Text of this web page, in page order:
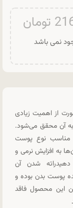
تومان
نمی باشد
از اهمیت زیادی
به آن محقق می‌شود.
مناسب نوع پوست
به افزایش نرمی و
شدن آن
پوست بدن بوده و
این محصول فاقد